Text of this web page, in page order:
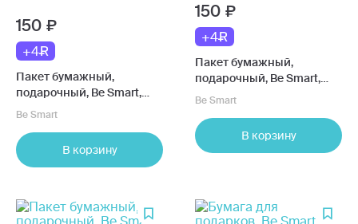
150
+4
Пакет бумажный,
подарочный, Be Smart,
20х20см, April, розовый
Be Smart
В корзину
150
+4
Пакет бумажный,
подарочный, Be Smart,
15х32см, Fleurs, мимоза
Be Smart
В корзину